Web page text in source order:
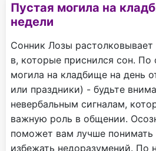
Пустая могила на
недели
Сонник Лозы
в, которые приснился сон. По
могила на кладбище на день
или праздники) - будьте
невербальным сигналам,
важную роль в общении.
поможет вам лучше
избежать недоразумений. По